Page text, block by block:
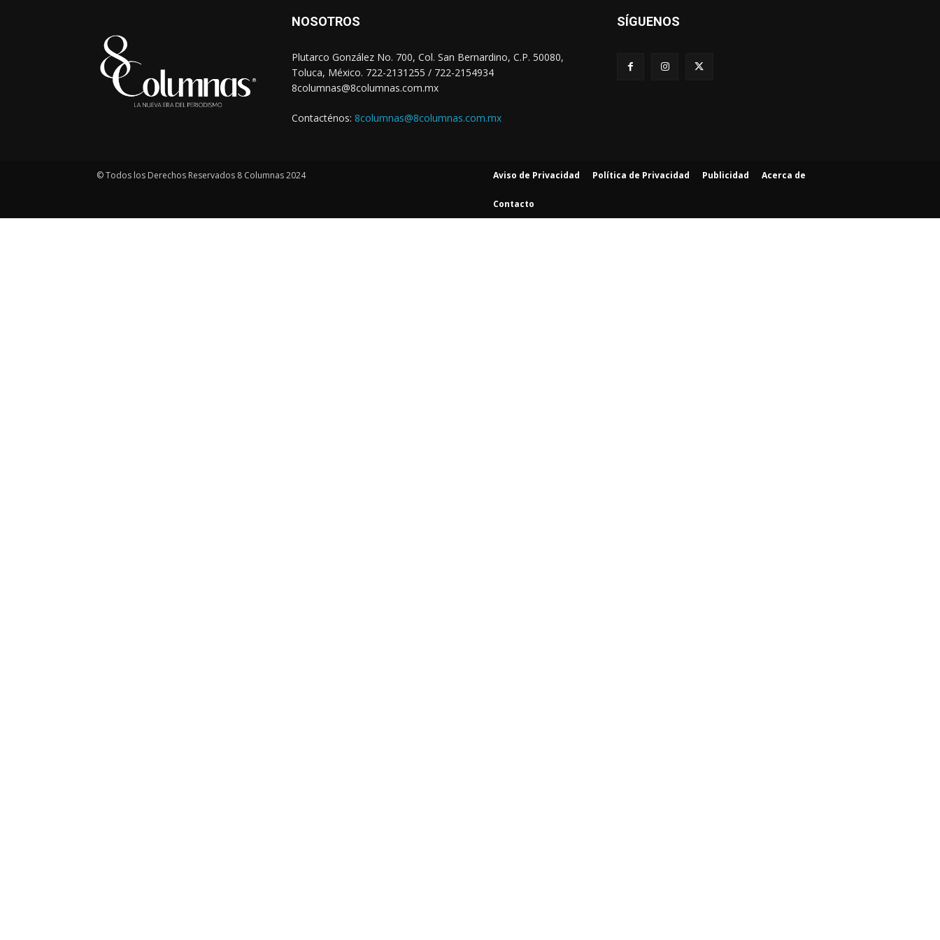
NOSOTROS
Plutarco González No. 700, Col. San Bernardino, C.P. 50080,
Toluca, México. 722-2131255 / 722-2154934
8columnas@8columnas.com.mx
Contacténos: 8columnas@8columnas.com.mx
SÍGUENOS
© Todos los Derechos Reservados 8 Columnas 2024 Aviso de Privacidad Política de Privacidad Publicidad Acerca de
Contacto